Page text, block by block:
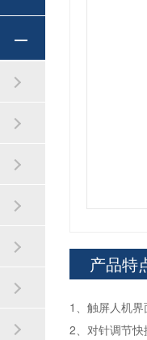
产品特
1、触屏人机
2、对针调节快